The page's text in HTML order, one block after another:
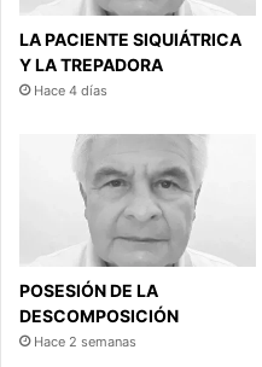
LA PACIENTE SIQUIÁTRICA
Y LA TREPADORA
Hace 4 días
POSESIÓN DE LA
DESCOMPOSICIÓN
Hace 2 semanas